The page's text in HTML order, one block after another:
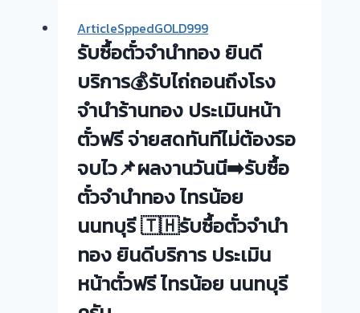
ArticleSppedGOLD999
รับซื้อตั๋วจำนำทอง ยินดี
บริการ💰รับไถ่ถอนถึงโรง
จำนำร้านทอง ประเมินหน้า
ตั๋วฟรี จ่ายสดทันทีไม่ต้องรอ
จบไว📌ผลงานวันนี➡️รับซื้อ
ตั๋วจำนำทอง ไทรน้อย
นนทบุรี 🇹🇭รับซื้อตั๋วจำนำ
ทอง ยินดีบริการ ประเมิน
หน้าตั๋วฟรี ไทรน้อย นนทบุรี